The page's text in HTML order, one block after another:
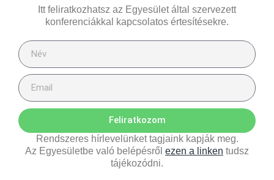
Itt feliratkozhatsz az Egyesület által szervezett
konferenciákkal kapcsolatos értesítésekre.
Feliratkozom
Rendszeres hírlevelünket tagjaink kapják meg.
Az Egyesületbe való belépésről ezen a linken tudsz
tájékozódni.